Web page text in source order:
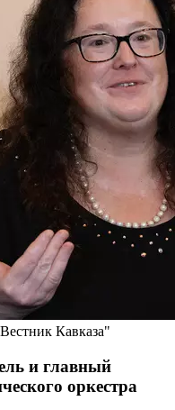
Кавказа"
и главный
оркестра